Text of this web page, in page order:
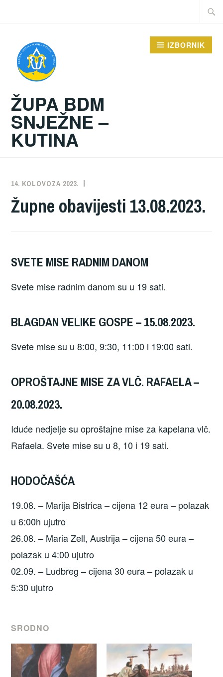
Traži:
ŽUPA BDM
SNJEŽNE –
KUTINA
IZBORNIK
14. KOLOVOZA 2023.
Župne obavijesti 13.08.2023.
SVETE MISE RADNIM DANOM
Svete mise radnim danom su u 19 sati.
BLAGDAN VELIKE GOSPE – 15.08.2023.
Svete mise su u 8:00, 9:30, 11:00 i 19:00 sati.
OPROŠTAJNE MISE ZA VLČ. RAFAELA –
20.08.2023.
Iduće nedjelje su oproštajne mise za kapelana vlč.
Rafaela. Svete mise su u 8, 10 i 19 sati.
HODOČAŠĆA
19.08. – Marija Bistrica – cijena 12 eura – polazak
u 6:00h ujutro
26.08. – Maria Zell, Austrija – cijena 50 eura –
polazak u 4:00 ujutro
02.09. – Ludbreg – cijena 30 eura – polazak u
5:30 ujutro
SRODNO